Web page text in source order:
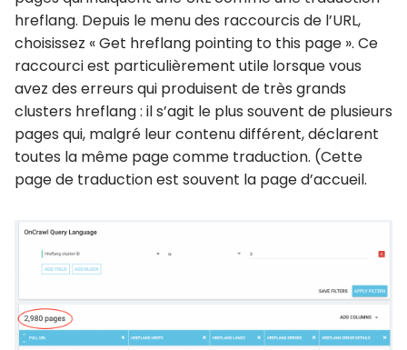
hreflang. Depuis le menu des raccourcis de l’URL,
choisissez « Get hreflang pointing to this page ». Ce
raccourci est particulièrement utile lorsque vous
avez des erreurs qui produisent de très grands
clusters hreflang : il s’agit le plus souvent de plusieurs
pages qui, malgré leur contenu différent, déclarent
toutes la même page comme traduction. (Cette
page de traduction est souvent la page d’accueil.